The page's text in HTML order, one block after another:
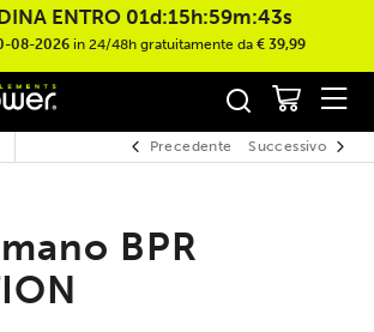
ENTRO 01d:15h:59m:43s
08-2026in 24/48h gratuitamente da € 39,99
Precedente Successivo
BPR